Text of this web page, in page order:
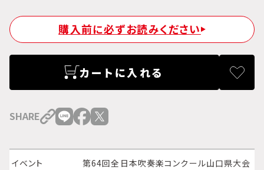
購入前に必ずお読みください
カートに入れる
SHARE
イベント 第64回全日本吹奏楽コンクール山口県大会